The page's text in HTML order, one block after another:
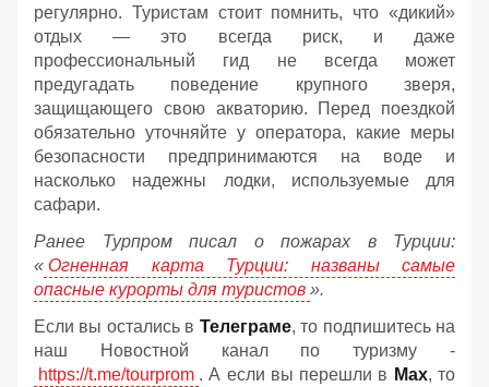
регулярно. Туристам стоит помнить, что «дикий»
отдых — это всегда риск, и даже
профессиональный гид не всегда может
предугадать поведение крупного зверя,
защищающего свою акваторию. Перед поездкой
обязательно уточняйте у оператора, какие меры
безопасности предпринимаются на воде и
насколько надежны лодки, используемые для
сафари.
Ранее Турпром писал о пожарах в Турции:
« Огненная карта Турции: названы самые
опасные курорты для туристов ».
Если вы остались в Телеграме, то подпишитесь на
наш Новостной канал по туризму -
https://t.me/tourprom . А если вы перешли в Мах, то